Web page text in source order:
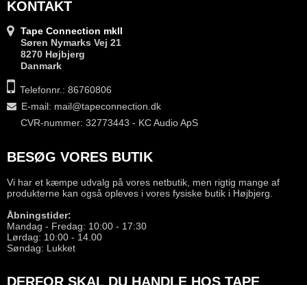
KONTAKT
Tape Connection mkII
Søren Nymarks Vej 21
8270 Højbjerg
Danmark
Telefonnr.: 86760806
E-mail: mail@tapeconnection.dk
CVR-nummer: 32773443 - KC Audio ApS
BESØG VORES BUTIK
Vi har et kæmpe udvalg på vores netbutik, men rigtig mange af
produkterne kan også opleves i vores fysiske butik i Højbjerg.
Åbningstider:
Mandag - Fredag: 10:00 - 17:30
Lørdag: 10:00 - 14.00
Søndag: Lukket
DERFOR SKAL DU HANDLE HOS TAPE